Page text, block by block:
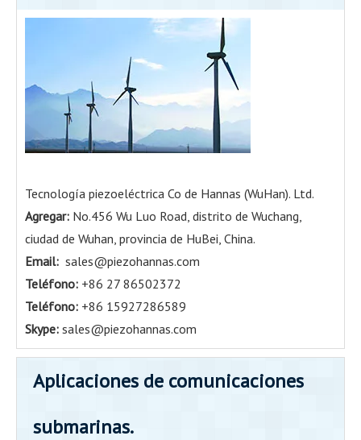
Tecnología piezoeléctrica Co de Hannas (WuHan). Ltd.
Agregar: No.456 Wu Luo Road, distrito de Wuchang,
ciudad de Wuhan, provincia de HuBei, China.
Email: sales@piezohannas.com
Teléfono: +86 27 86502372
Teléfono: +86 15927286589
Skype: sales@piezohannas.com
Aplicaciones de comunicaciones
submarinas.